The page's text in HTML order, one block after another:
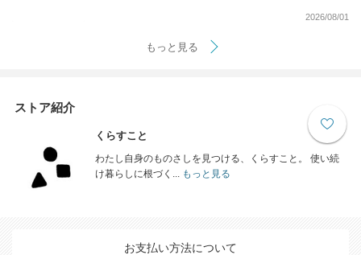
2026/08/01
もっと見る
ストア紹介
くらすこと
わたし自身のものさしを見つける、くらすこと。 使い続
け暮らしに根づく...もっと見る
お支払い方法について